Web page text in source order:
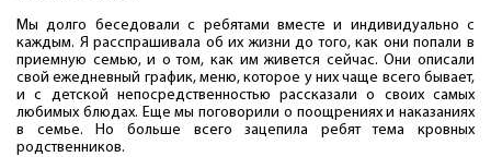
Мы долго беседовали с ребятами вместе и индивидуально с
каждым. Я расспрашивала об их жизни до того, как они попали в
приемную семью, и о том, как им живется сейчас. Они описали
свой ежедневный график, меню, которое у них чаще всего бывает,
и с детской непосредственностью рассказали о своих самых
любимых блюдах. Еще мы поговорили о поощрениях и наказаниях
в семье. Но больше всего зацепила ребят тема кровных
родственников.